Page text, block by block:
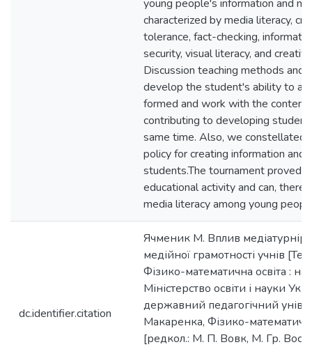
young people's information and
characterized by media literacy,
tolerance, fact-checking,
security, visual literacy, and
Discussion teaching methods and
develop the student's ability to
formed and work with the content
contributing to developing
same time. Also, we constellated
policy for creating information and
students.The tournament proved
educational activity and can,
media literacy among young
dc.identifier.citation
Ячменик М. Вплив
медійної грамотності учнів
Фізико-математична освіта :
Міністерство освіти і науки
державний педагогічний
Макаренка, Фізико-
[редкол.: М. П. Вовк, М. Гр.